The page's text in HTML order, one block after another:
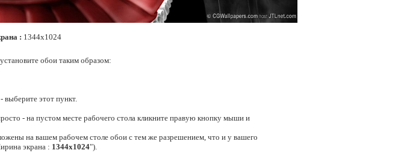
: 1344x1024
обои таким образом:
выберите этот пункт.
- на пустом месте рабочего стола кликните правую кнопку мыши и
на вашем рабочем столе обои с тем же разрешением, что и у вашего
экрана : 1344x1024").